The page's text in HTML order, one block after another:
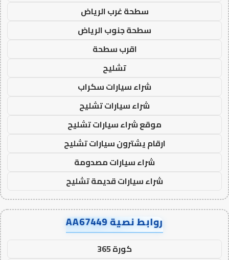
سطحة غرب الرياض
سطحة جنوب الرياض
اقرب سطحة
تشليح
شراء سيارات سكراب
شراء سيارات تشليح
موقع شراء سيارات تشليح
ارقام يشترون سيارات تشليح
شراء سيارات مصدومة
شراء سيارات قديمة تشليح
روابط نصية AA67449
كورة 365